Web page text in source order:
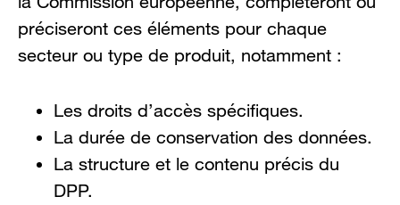
préciseront ces éléments pour chaque
secteur ou type de produit, notamment :
Les droits d’accès spécifiques.
La durée de conservation des données.
La structure et le contenu précis du
DPP.